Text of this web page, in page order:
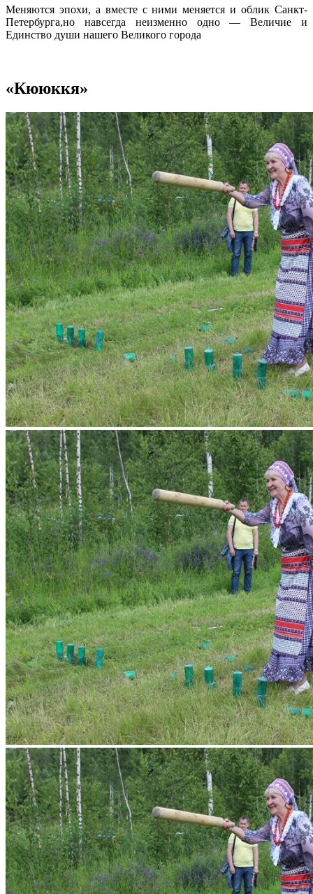
Меняются эпохи, а вместе с ними меняется и облик Санкт-
Петербурга,но навсегда неизменно одно — Величие и
Единство души нашего Великого города
«Кююккя»